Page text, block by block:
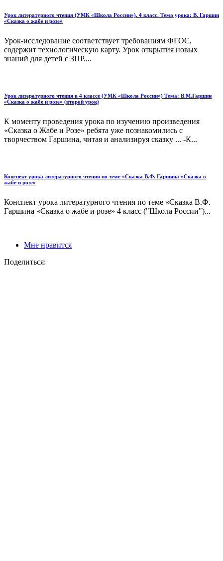
Урок литературного чтения (УМК «Школа России»). 4 класс. Тема урока: В. Гаршин
«Сказка о жабе и розе»
Урок-исследование соответствует требованиям ФГОС,
содержит технологическую карту. Урок открытия новых
знаний для детей с ЗПР....
Урок литературного чтения в 4 классе (УМК «Школа России») Тема: В.М.Гаршин
«Сказка о жабе и розе» (второй урок)
К моменту проведения урока по изучению произведения
«Сказка о Жабе и Розе» ребята уже познакомились с
творчеством Гаршина, читая и анализируя сказку ... -К...
Конспект урока литературного чтения по теме «Сказка В.Ф. Гаршина «Сказка о
жабе и розе»
Конспект урока литературного чтения по теме «Сказка В.Ф.
Гаршина «Сказка о жабе и розе» 4 класс ("Школа России")...
Мне нравится
Поделиться: